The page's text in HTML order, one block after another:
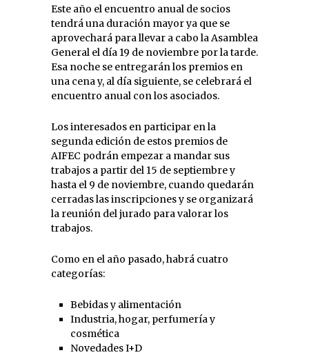
Este año el encuentro anual de socios
tendrá una duración mayor ya que se
aprovechará para llevar a cabo la Asamblea
General el día 19 de noviembre por la tarde.
Esa noche se entregarán los premios en
una cena y, al día siguiente, se celebrará el
encuentro anual con los asociados.
Los interesados en participar en la
segunda edición de estos premios de
AIFEC podrán empezar a mandar sus
trabajos a partir del 15 de septiembre y
hasta el 9 de noviembre, cuando quedarán
cerradas las inscripciones y se organizará
la reunión del jurado para valorar los
trabajos.
Como en el año pasado, habrá cuatro
categorías:
Bebidas y alimentación
Industria, hogar, perfumería y
cosmética
Novedades I+D